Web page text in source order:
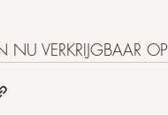
NU VERKRIJGBAAR OP